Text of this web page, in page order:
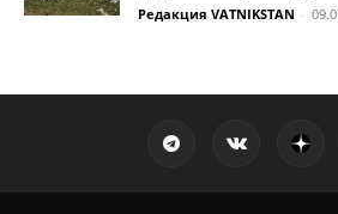
Редакция VATNIKSTAN -